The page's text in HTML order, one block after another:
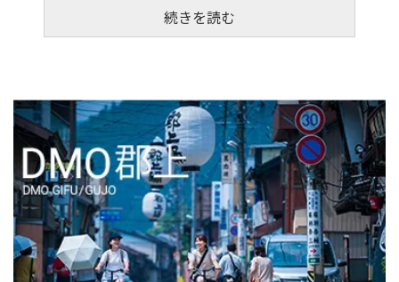
続きを読む